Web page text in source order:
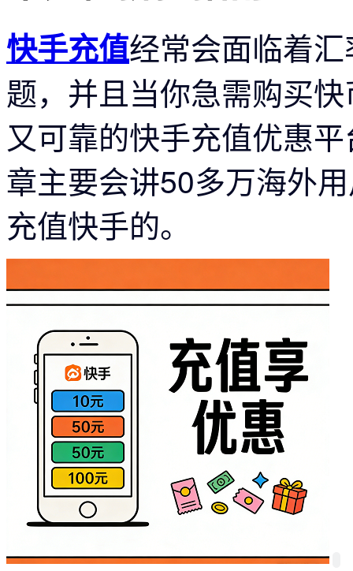
快手充值经常会面临着
题，并且当你急需购买
又可靠的快手充值优惠
章主要会讲50多万海外
充值快手的。